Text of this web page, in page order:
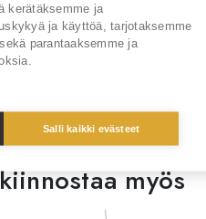
3-4
myös
kerätäksemme ja
ja käyttöä, tarjotaksemme
parantaaksemme ja
Salli kaikki evästeet